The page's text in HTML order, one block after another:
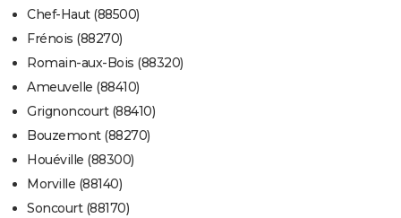
Chef-Haut (88500)
Frénois (88270)
Romain-aux-Bois (88320)
Ameuvelle (88410)
Grignoncourt (88410)
Bouzemont (88270)
Houéville (88300)
Morville (88140)
Soncourt (88170)